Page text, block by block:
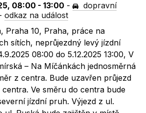
08:00 - 13:00 -
dopravní
odkaz na událost
Praha 10, Praha, práce na
sítích, neprůjezdný levý jízdní
08:00 do 5.12.2025 13:00, V
– Na Míčánkách jednosměrná
z centra. Bude uzavřen průjezd
Ve směru do centra bude
jízdní pruh. Výjezd z ul.